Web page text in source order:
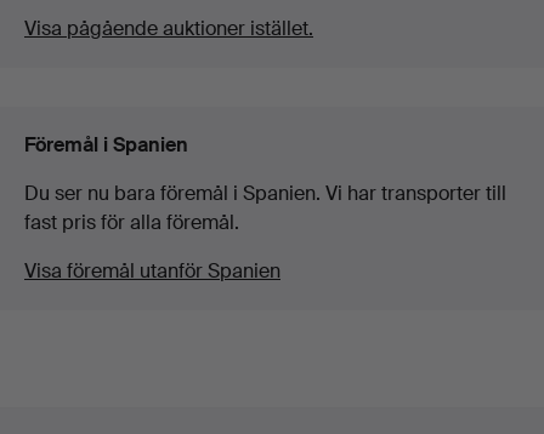
Visa pågående auktioner istället.
Föremål i Spanien
Du ser nu bara föremål i Spanien. Vi har transporter till
fast pris för alla föremål.
Visa föremål utanför Spanien